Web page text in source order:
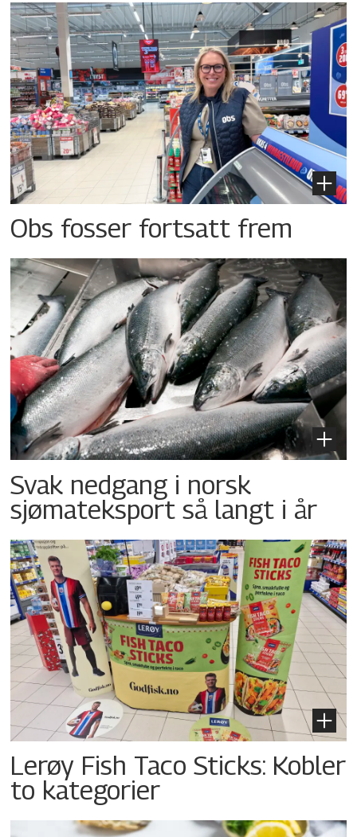
Obs fosser fortsatt frem
Svak nedgang i norsk
sjømateksport så langt i år
Lerøy Fish Taco Sticks: Kobler
to kategorier